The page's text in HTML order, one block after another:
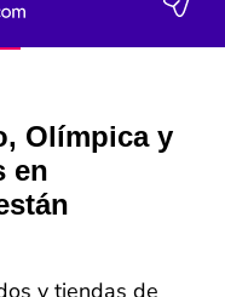
Olímpica y
en
y tiendas de